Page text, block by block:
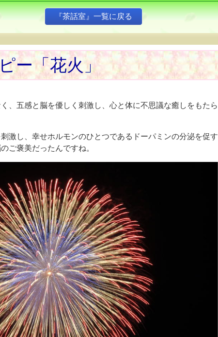
『茶話室』一覧に戻る
ー「花火」
、五感と脳を優しく刺激し、心と体に不思議な癒しをもたら
激し、幸せホルモンのひとつであるドーパミンの分泌を促す
ご褒美だったんですね。